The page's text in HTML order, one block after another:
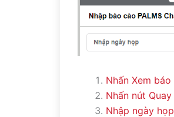
Nhấn Xem
Nhấn nút
Nhập ngày